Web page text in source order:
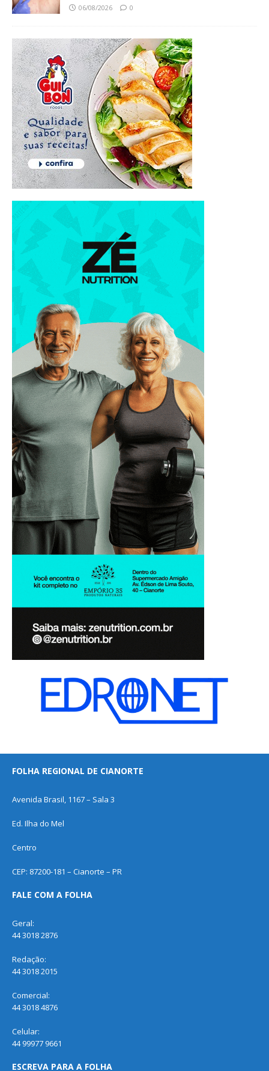
06/08/2026 0
FOLHA REGIONAL DE CIANORTE
Avenida Brasil, 1167 – Sala 3
Ed. Ilha do Mel
Centro
CEP: 87200-181 – Cianorte – PR
FALE COM A FOLHA
Geral:
44 3018 2876
Redação:
44 3018 2015
Comercial:
44 3018 4876
Celular:
44 99977 9661
ESCREVA PARA A FOLHA